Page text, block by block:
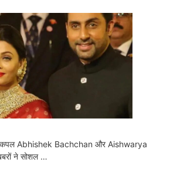
कपल Abhishek Bachchan और Aishwarya
ने सोशल …